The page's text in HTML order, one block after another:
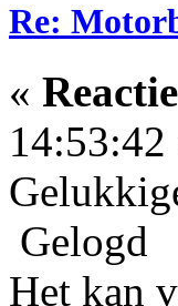
Re:
«
14:53:42
Gelogd
Het kan